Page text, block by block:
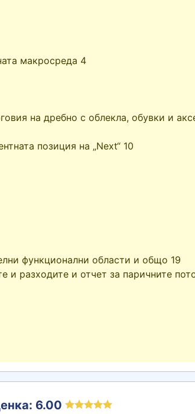
макросреда 4
на дребно с облекла, обувки и
позиция на „Next“ 10
функционални области и общо 19
и разходите и отчет за паричните
6.00